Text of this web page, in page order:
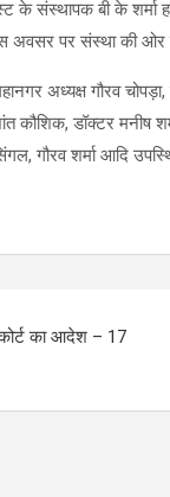
संस्थापक बी के शर्मा
पर संस्था की ओर से
अध्यक्ष गौरव
कौशिक, डॉक्टर मनीष
गौरव शर्मा आदि
का आदेश – 17